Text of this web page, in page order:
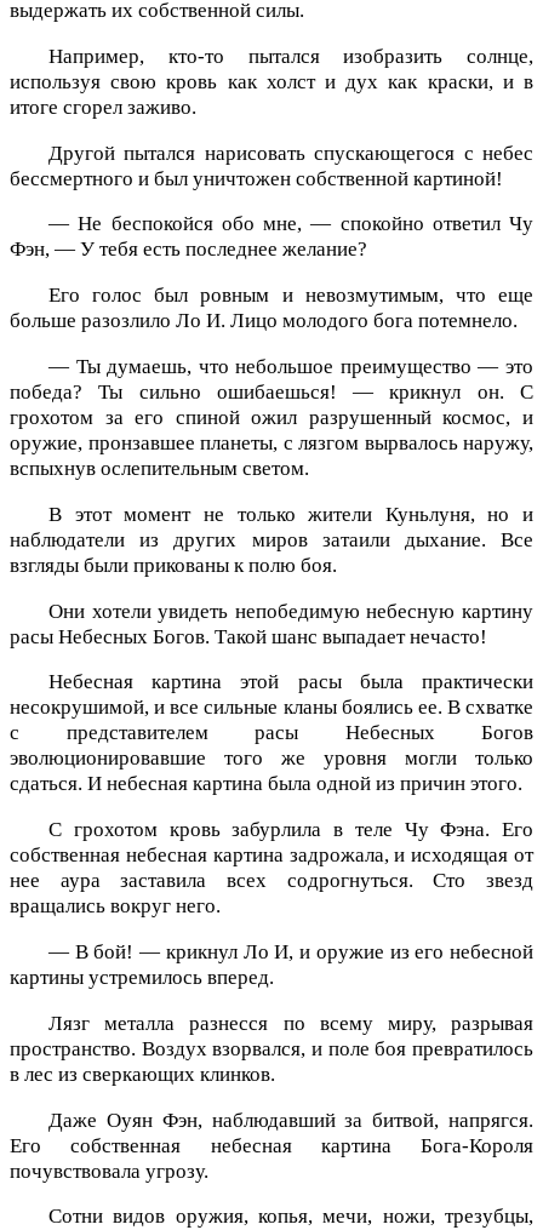
выдержать их собственной силы.
Например, кто-то пытался изобразить солнце,
используя свою кровь как холст и дух как краски, и в
итоге сгорел заживо.
Другой пытался нарисовать спускающегося с небес
бессмертного и был уничтожен собственной картиной!
— Не беспокойся обо мне, — спокойно ответил Чу
Фэн, — У тебя есть последнее желание?
Его голос был ровным и невозмутимым, что еще
больше разозлило Ло И. Лицо молодого бога потемнело.
— Ты думаешь, что небольшое преимущество — это
победа? Ты сильно ошибаешься! — крикнул он. С
грохотом за его спиной ожил разрушенный космос, и
оружие, пронзавшее планеты, с лязгом вырвалось наружу,
вспыхнув ослепительным светом.
В этот момент не только жители Куньлуня, но и
наблюдатели из других миров затаили дыхание. Все
взгляды были прикованы к полю боя.
Они хотели увидеть непобедимую небесную картину
расы Небесных Богов. Такой шанс выпадает нечасто!
Небесная картина этой расы была практически
несокрушимой, и все сильные кланы боялись ее. В схватке
с представителем расы Небесных Богов
эволюционировавшие того же уровня могли только
сдаться. И небесная картина была одной из причин этого.
С грохотом кровь забурлила в теле Чу Фэна. Его
собственная небесная картина задрожала, и исходящая от
нее аура заставила всех содрогнуться. Сто звезд
вращались вокруг него.
— В бой! — крикнул Ло И, и оружие из его небесной
картины устремилось вперед.
Лязг металла разнесся по всему миру, разрывая
пространство. Воздух взорвался, и поле боя превратилось
в лес из сверкающих клинков.
Даже Оуян Фэн, наблюдавший за битвой, напрягся.
Его собственная небесная картина Бога-Короля
почувствовала угрозу.
Сотни видов оружия, копья, мечи, ножи, трезубцы,